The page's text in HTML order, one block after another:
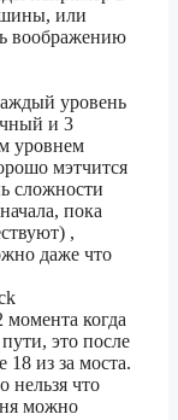
или
воображению
уровень
и 3
уровнем
мэтчится
сложности
пока
,
даже что
момента когда
это после
18 из за моста.
нельзя что
можно